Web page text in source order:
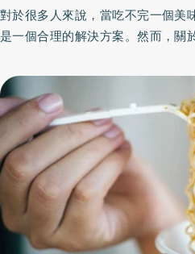
對於很多人來說，當吃不完一個美
是一個合理的解決方案。然而，關
選此篇，揭密蛋糕保存5大錯誤觀
限期冷凍。